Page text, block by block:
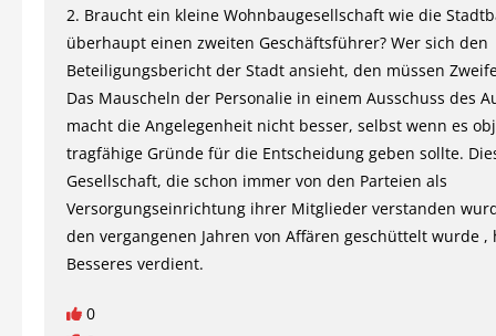
2. Braucht ein kleine Wohnbaugesellschaft wie die
überhaupt einen zweiten Geschäftsführer? Wer sich den
Beteiligungsbericht der Stadt ansieht, den müssen
Das Mauscheln der Personalie in einem Ausschuss des
macht die Angelegenheit nicht besser, selbst wenn es
tragfähige Gründe für die Entscheidung geben sollte.
Gesellschaft, die schon immer von den Parteien als
Versorgungseinrichtung ihrer Mitglieder verstanden
den vergangenen Jahren von Affären geschüttelt wurde ,
Besseres verdient.
0